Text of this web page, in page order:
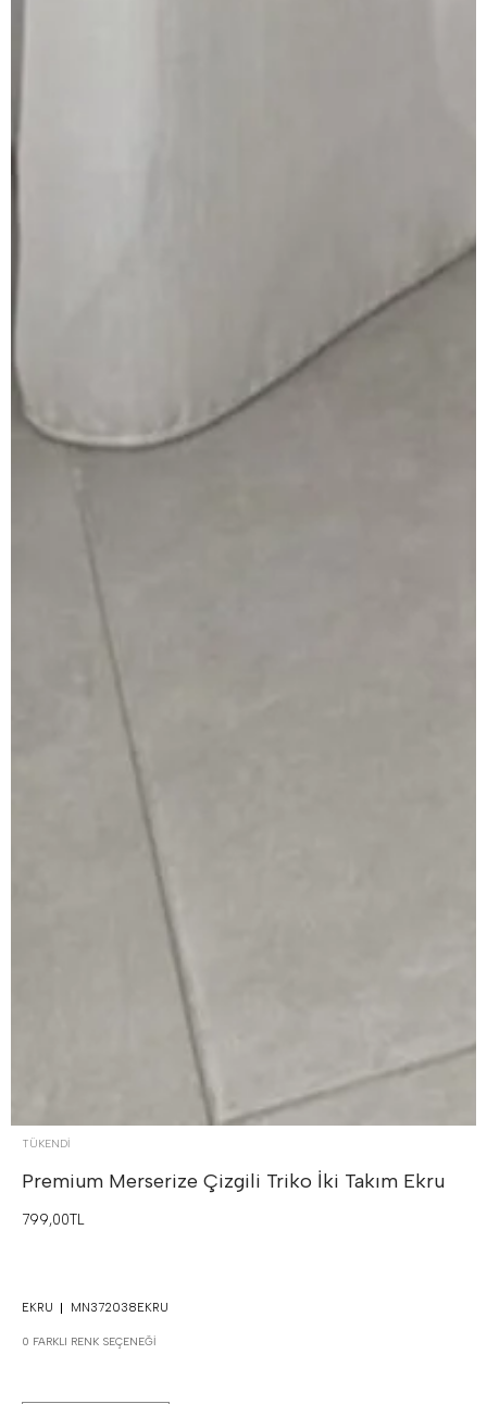
TÜKENDI
Premium Merserize Çizgili Triko İki Takım Ekru
799,00TL
EKRU MN372038EKRU
0 FARKLI RENK SEÇENEĞI